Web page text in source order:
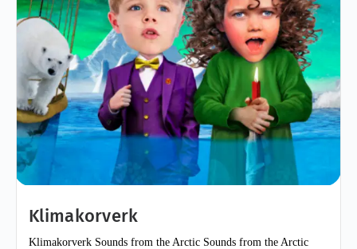
Klimakorverk
Klimakorverk Sounds from the Arctic Sounds from the Arctic